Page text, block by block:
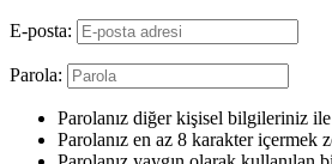
E-posta:
Parola:
Parolanız diğer kişisel bilgileriniz
Parolanız en az 8 karakter içermek